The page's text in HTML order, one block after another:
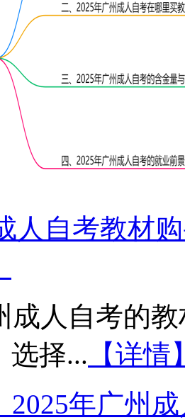
人自考教材
成人自考的
选择... 【详情
2025年广州